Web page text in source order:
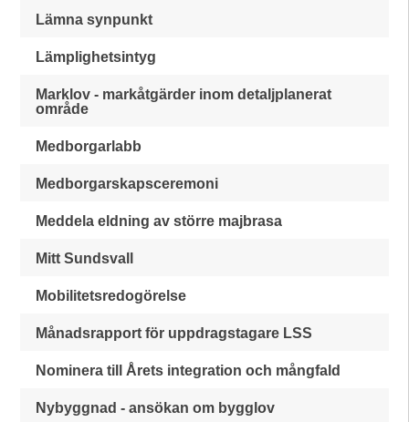
Lämna synpunkt
Lämplighetsintyg
Marklov - markåtgärder inom detaljplanerat
område
Medborgarlabb
Medborgarskapsceremoni
Meddela eldning av större majbrasa
Mitt Sundsvall
Mobilitetsredogörelse
Månadsrapport för uppdragstagare LSS
Nominera till Årets integration och mångfald
Nybyggnad - ansökan om bygglov